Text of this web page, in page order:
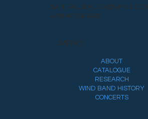
SAMI.RUUSUVUORI@GMAIL.COM
+358 40 560 9308
MENU
ABOUT
CATALOGUE
RESEARCH
WIND BAND HISTORY
CONCERTS